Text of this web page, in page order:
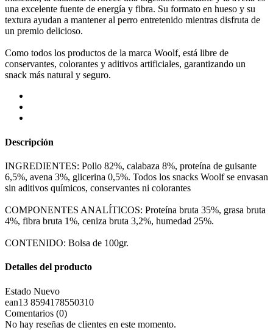
una excelente fuente de energía y fibra. Su formato en hueso y su
textura ayudan a mantener al perro entretenido mientras disfruta de
un premio delicioso.
Como todos los productos de la marca Woolf, está libre de
conservantes, colorantes y aditivos artificiales, garantizando un
snack más natural y seguro.
Descripción
INGREDIENTES: Pollo 82%, calabaza 8%, proteína de guisante
6,5%, avena 3%, glicerina 0,5%. Todos los snacks Woolf se envasan
sin aditivos químicos, conservantes ni colorantes
COMPONENTES ANALÍTICOS: Proteína bruta 35%, grasa bruta
4%, fibra bruta 1%, ceniza bruta 3,2%, humedad 25%.
CONTENIDO: Bolsa de 100gr.
Detalles del producto
Estado Nuevo
ean13 8594178550310
Comentarios (0)
No hay reseñas de clientes en este momento.